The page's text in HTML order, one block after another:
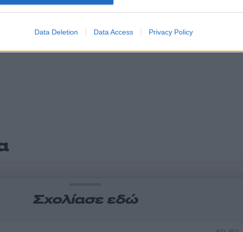
Data Deletion Data Access Privacy Policy
Σχολίασε εδώ